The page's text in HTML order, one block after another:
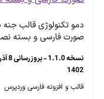
دمو تکنولوژی قالب جنه
صورت فارسی و بسته
نسخه
1402
قالب و افزونه فارسی وردپرس